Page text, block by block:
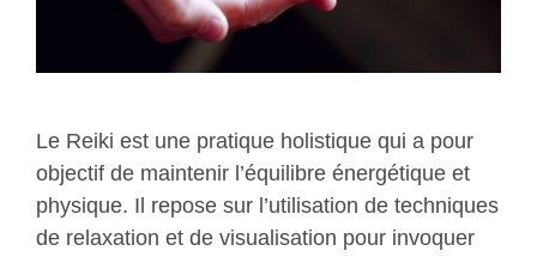
Le Reiki est une pratique holistique qui a pour
objectif de maintenir l’équilibre énergétique et
physique. Il repose sur l’utilisation de techniques
de relaxation et de visualisation pour invoquer